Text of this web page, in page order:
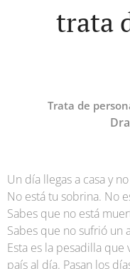
trata
Trata de
Un día llegas a casa y
No está tu sobrina. No
Sabes que no está
Sabes que no sufrió un
Esta es la pesadilla
país al día. Pasan los